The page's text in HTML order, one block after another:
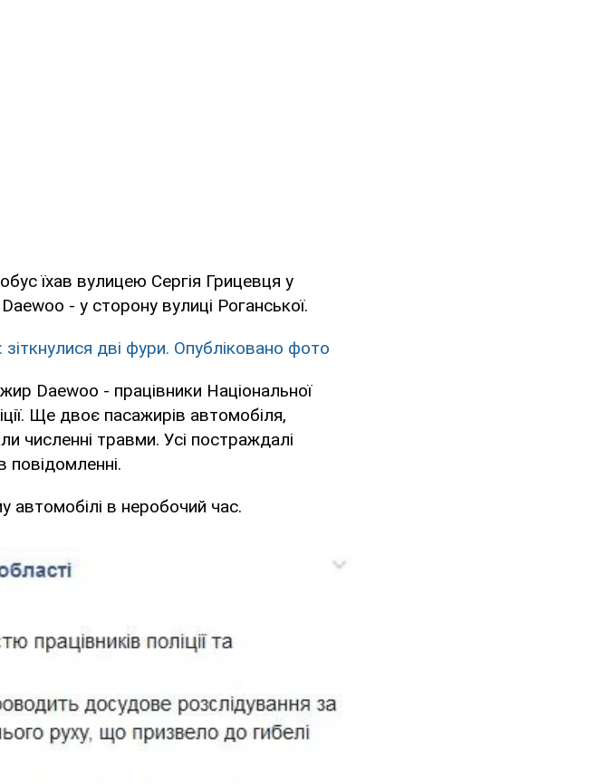
їхав вулицею Сергія Грицевця у
- у сторону вулиці Роганської.
дві фури. Опубліковано фото
Daewoo - працівники Національної
Ще двоє пасажирів автомобіля,
численні травми. Усі постраждалі
повідомленні.
автомобілі в неробочий час.